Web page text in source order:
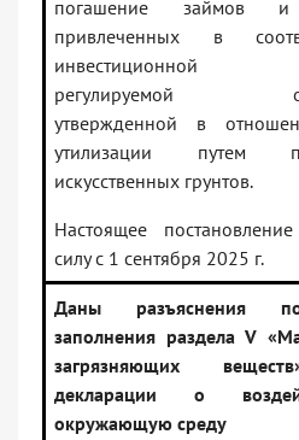
погашение займов и
привлеченных в
инвестиционной
регулируемой
утвержденной в
утилизации путем
искусственных грунтов.
Настоящее
силу с 1 сентября 2025 г.
Даны разъяснения
заполнения раздела V
загрязняющих
декларации о
окружающую среду